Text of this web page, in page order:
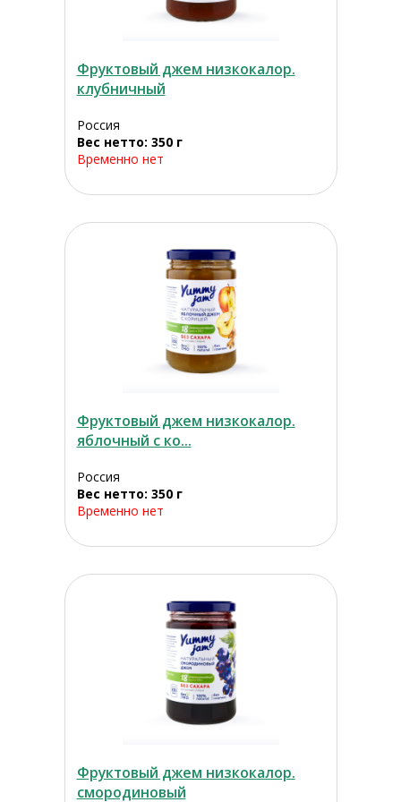
Фруктовый джем низкокалор.
клубничный
Россия
Вес нетто: 350 г
Временно нет
Фруктовый джем низкокалор.
яблочный с ко...
Россия
Вес нетто: 350 г
Временно нет
Фруктовый джем низкокалор.
смородиновый